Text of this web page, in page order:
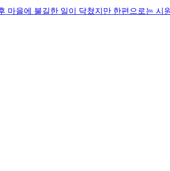
을에 불길한 일이 닥쳤지만 한편으로는 시